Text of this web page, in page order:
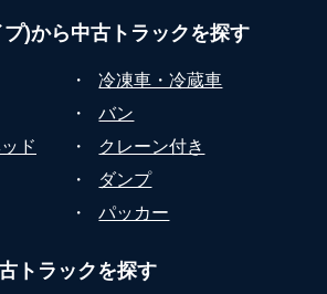
)から中古トラックを探す
・
冷凍車・冷蔵車
・
バン
ド ・
クレーン付き
・
ダンプ
・ パッカー
トラックを探す